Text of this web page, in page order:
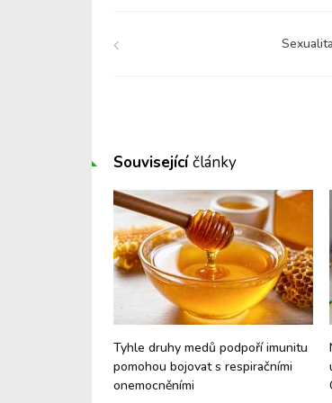
Souvisejícíčlánky
Tyhle druhy medů podpoří imunitu
pomohou bojovat s respiračními
onemocněními